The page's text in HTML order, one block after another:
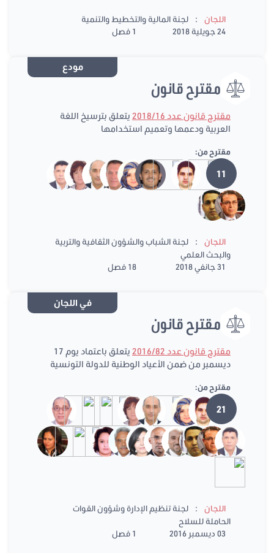
اللجان :
لجنة المالية والتخطيط والتنمية
24 جويلية 2018
1 فصل
مودع
مقترح قانون
مقترح قانون عدد 2018/16
يتعلق بترسيخ اللغة
العربية ودعمها وتعميم استخدامها
مقترح من:
11
اللجان :
لجنة الشباب والشؤون الثقافية والتربية
والبحث العلمي
31 جانفي 2018
18 فصل
في اللجان
مقترح قانون
مقترح قانون عدد 2016/82
يتعلق باعتماد يوم 17
ديسمبر من ضمن الأعياد الوطنية للدولة التونسية
مقترح من:
21
اللجان :
لجنة تنظيم الإدارة وشؤون القوات
الحاملة للسلاح
03 ديسمبر 2016
1 فصل